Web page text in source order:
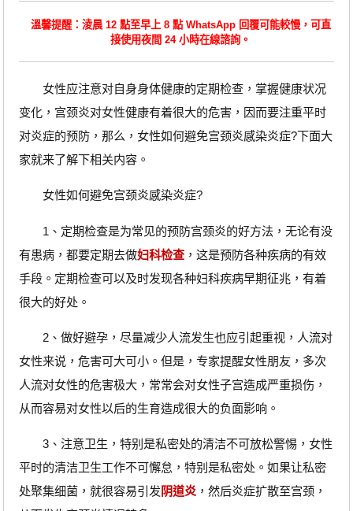
溫馨提醒：淩晨 12 點至早上 8 點 WhatsApp 回覆可能較慢，可直
接使用夜間 24 小時在線諮詢。
女性应注意对自身身体健康的定期检查，掌握健康状况
变化，宫颈炎对女性健康有着很大的危害，因而要注重平时
对炎症的预防，那么，女性如何避免宫颈炎感染炎症?下面大
家就来了解下相关内容。
女性如何避免宫颈炎感染炎症?
1、定期检查是为常见的预防宫颈炎的好方法，无论有没
有患病，都要定期去做妇科检查，这是预防各种疾病的有效
手段。定期检查可以及时发现各种妇科疾病早期征兆，有着
很大的好处。
2、做好避孕，尽量减少人流发生也应引起重视，人流对
女性来说，危害可大可小。但是，专家提醒女性朋友，多次
人流对女性的危害极大，常常会对女性子宫造成严重损伤，
从而容易对女性以后的生育造成很大的负面影响。
3、注意卫生，特别是私密处的清洁不可放松警惕，女性
平时的清洁卫生工作不可懈怠，特别是私密处。如果让私密
处聚集细菌，就很容易引发阴道炎，然后炎症扩散至宫颈，